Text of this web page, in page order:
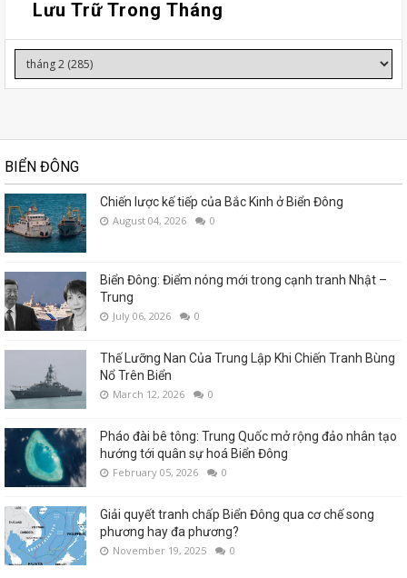
Lưu Trữ Trong Tháng
BIỂN ĐÔNG
Chiến lược kế tiếp của Bắc Kinh ở Biển Đông
August 04, 2026 0
Biển Đông: Điểm nóng mới trong cạnh tranh Nhật –
Trung
July 06, 2026 0
Thế Lưỡng Nan Của Trung Lập Khi Chiến Tranh Bùng
Nổ Trên Biển
March 12, 2026 0
Pháo đài bê tông: Trung Quốc mở rộng đảo nhân tạo
hướng tới quân sự hoá Biển Đông
February 05, 2026 0
Giải quyết tranh chấp Biển Đông qua cơ chế song
phương hay đa phương?
November 19, 2025 0